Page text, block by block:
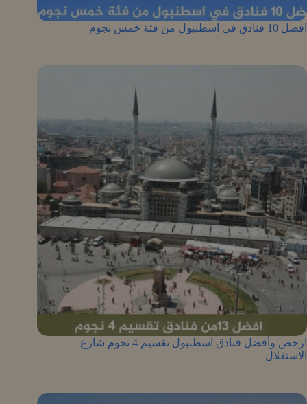
افضل 10 فنادق في اسطنبول من فئة خمس نجوم
ارخص وأفضل فنادق اسطنبول تقسيم 4 نجوم شارع
الاستقلال